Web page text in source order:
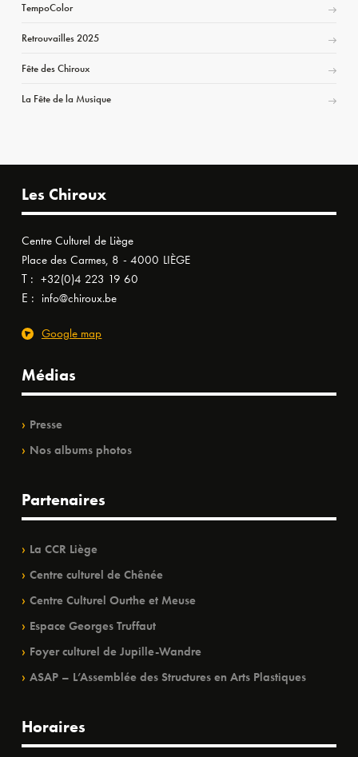
TempoColor
Retrouvailles 2025
Fête des Chiroux
La Fête de la Musique
Les Chiroux
Centre Culturel de Liège
Place des Carmes, 8 - 4000 LIÈGE
T : +32(0)4 223 19 60
E : info@chiroux.be
Google map
Médias
Presse
Nos albums photos
Partenaires
La CCR Liège
Centre culturel de Chênée
Centre Culturel Ourthe et Meuse
Espace Georges Truffaut
Foyer culturel de Jupille-Wandre
ASAP – L’Assemblée des Structures en Arts Plastiques
Horaires